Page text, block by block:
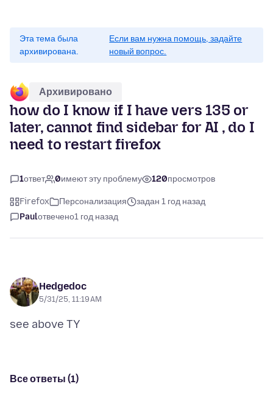
Эта тема была
архивирована.
Если вам нужна помощь, задайте
новый вопрос.
Архивировано
how do I know if I have vers 135 or
later, cannot find sidebar for AI , do I
need to restart firefox
1ответ 0имеют эту проблему 120просмотров
Firefox Персонализация
задан 1 год назад
Paulотвечено1 год назад
Hedgedoc
5/31/25, 11:19 AM
Все ответы (1)